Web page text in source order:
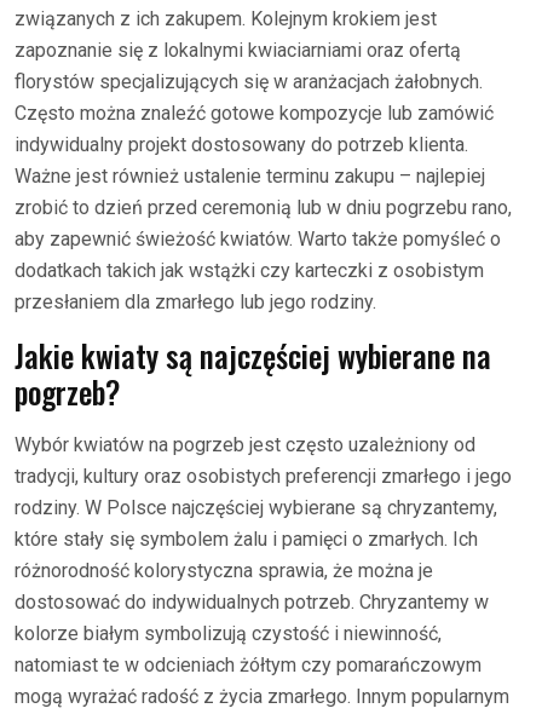
związanych z ich zakupem. Kolejnym krokiem jest
zapoznanie się z lokalnymi kwiaciarniami oraz ofertą
florystów specjalizujących się w aranżacjach żałobnych.
Często można znaleźć gotowe kompozycje lub zamówić
indywidualny projekt dostosowany do potrzeb klienta.
Ważne jest również ustalenie terminu zakupu – najlepiej
zrobić to dzień przed ceremonią lub w dniu pogrzebu rano,
aby zapewnić świeżość kwiatów. Warto także pomyśleć o
dodatkach takich jak wstążki czy karteczki z osobistym
przesłaniem dla zmarłego lub jego rodziny.
Jakie kwiaty są najczęściej wybierane na
pogrzeb?
Wybór kwiatów na pogrzeb jest często uzależniony od
tradycji, kultury oraz osobistych preferencji zmarłego i jego
rodziny. W Polsce najczęściej wybierane są chryzantemy,
które stały się symbolem żalu i pamięci o zmarłych. Ich
różnorodność kolorystyczna sprawia, że można je
dostosować do indywidualnych potrzeb. Chryzantemy w
kolorze białym symbolizują czystość i niewinność,
natomiast te w odcieniach żółtym czy pomarańczowym
mogą wyrażać radość z życia zmarłego. Innym popularnym